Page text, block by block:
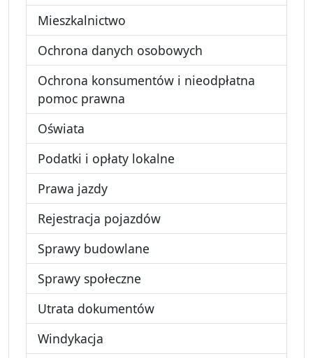
Mieszkalnictwo
Ochrona danych osobowych
Ochrona konsumentów i nieodpłatna
pomoc prawna
Oświata
Podatki i opłaty lokalne
Prawa jazdy
Rejestracja pojazdów
Sprawy budowlane
Sprawy społeczne
Utrata dokumentów
Windykacja